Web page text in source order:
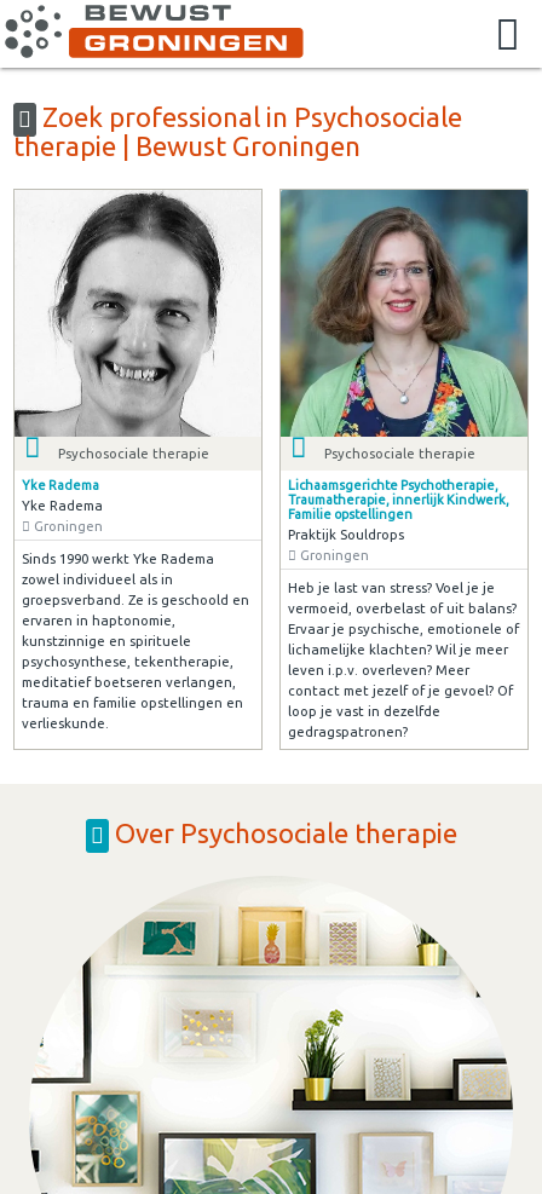
Zoek professional in Psychosociale
therapie | Bewust Groningen
Psychosociale therapie
Yke Radema
Yke Radema
Groningen
Sinds 1990 werkt Yke Radema
zowel individueel als in
groepsverband. Ze is geschoold en
ervaren in haptonomie,
kunstzinnige en spirituele
psychosynthese, tekentherapie,
meditatief boetseren verlangen,
trauma en familie opstellingen en
verlieskunde.
Psychosociale therapie
Lichaamsgerichte Psychotherapie,
Traumatherapie, innerlijk Kindwerk,
Familie opstellingen
Praktijk Souldrops
Groningen
Heb je last van stress? Voel je je
vermoeid, overbelast of uit balans?
Ervaar je psychische, emotionele of
lichamelijke klachten? Wil je meer
leven i.p.v. overleven? Meer
contact met jezelf of je gevoel? Of
loop je vast in dezelfde
gedragspatronen?
Over Psychosociale therapie